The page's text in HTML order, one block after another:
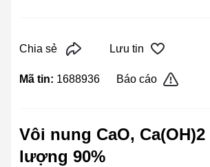
Chia sẻ Lưu tin
Mã tin: 1688936 Báo cáo
Vôi nung CaO, Ca(OH)2
lượng 90%